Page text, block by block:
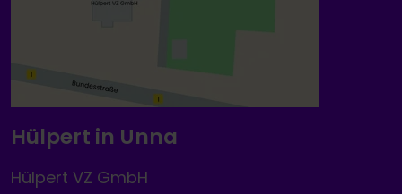
Hülpert in Unna
Hülpert VZ GmbH